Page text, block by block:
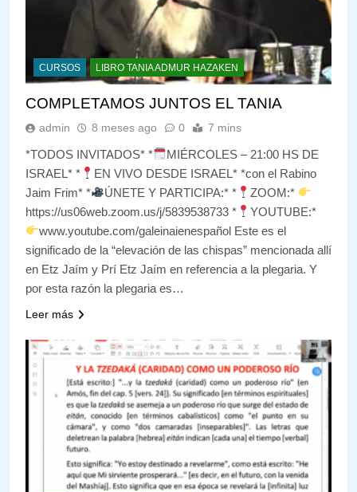
CURSOS LIBRO TANIA ADMUR HAZAKEN
COMPLETAMOS JUNTOS EL TANIA
admin 8 meses ago 0 7 mins
*TODOS INVITADOS* *
MIÉRCOLES – 21:00 HS DE
ISRAEL* *
EN VIVO DESDE ISRAEL* *con el Rabino
Jaim Frim* *
ÚNETE Y PARTICIPA:* *
ZOOM:*
https://us06web.zoom.us/j/5839538733 *
YOUTUBE:*
www.youtube.com/galeinaienespañol Este es el
significado de la “elevación de las chispas” mencionada allí
en Etz Jaím y Prí Etz Jaím en referencia a la plegaria. Y
por esta razón la plegaria es…
Leer más